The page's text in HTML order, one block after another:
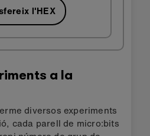
l'HEX
a la
diversos experiments
cada parell de micro:bits